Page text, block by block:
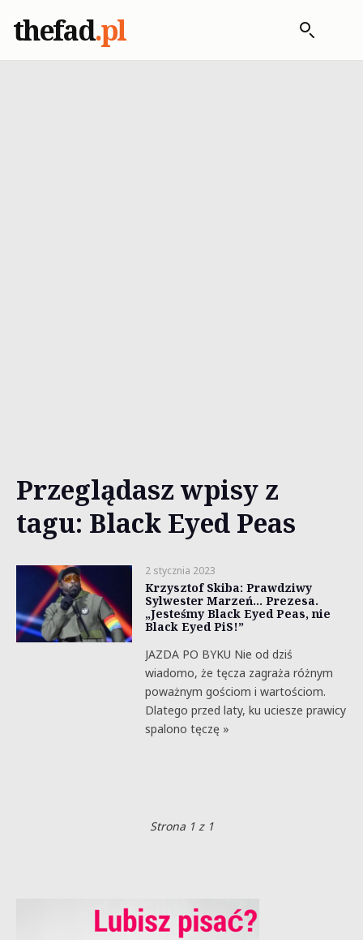
thefad.pl
Przeglądasz wpisy z
tagu: Black Eyed Peas
2 stycznia 2023
Krzysztof Skiba: Prawdziwy
Sylwester Marzeń… Prezesa.
„Jesteśmy Black Eyed Peas, nie
Black Eyed PiS!”
JAZDA PO BYKU Nie od dziś
wiadomo, że tęcza zagraża różnym
poważnym gościom i wartościom.
Dlatego przed laty, ku uciesze prawicy
spalono tęczę »
Strona 1 z 1